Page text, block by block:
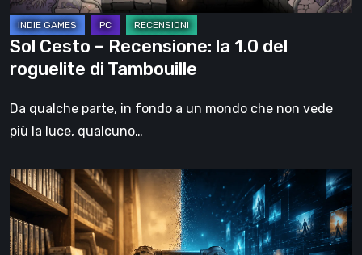
di
Tambouille
Sol Cesto – Recensione: la 1.0 del
roguelite di Tambouille
Da qualche parte, in fondo a un mondo che non vede
più la luce, qualcuno…
Il
futuro
del
formato